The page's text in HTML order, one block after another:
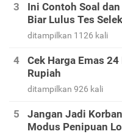
Ini Contoh Soal
Biar Lulus Tes
ditampilkan 1126 kali
Cek Harga Emas
Rupiah
ditampilkan 926 kali
Jangan Jadi
Modus Penipuan